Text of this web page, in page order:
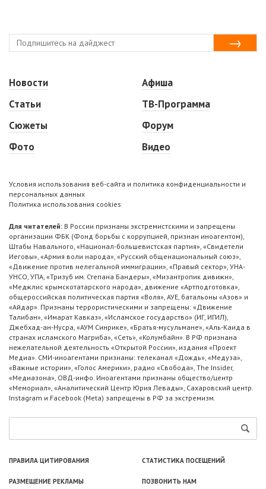
Новости
Статьи
Сюжеты
Фото
Афиша
ТВ-Программа
Форум
Видео
Условия использования веб-сайта и политика конфиденциальности и
персональных данных
Политика использования cookies
Для читателей: В России признаны экстремистскими и запрещены
организации ФБК (Фонд борьбы с коррупцией, признан иноагентом),
Штабы Навального, «Национал-большевистская партия», «Свидетели
Иеговы», «Армия воли народа», «Русский общенациональный союз»,
«Движение против нелегальной иммиграции», «Правый сектор», УНА-
УНСО, УПА, «Тризуб им. Степана Бандеры», «Мизантропик дивижн»,
«Меджлис крымскотатарского народа», движение «Артподготовка»,
общероссийская политическая партия «Воля», АУЕ, батальоны «Азов» и
«Айдар». Признаны террористическими и запрещены: «Движение
Талибан», «Имарат Кавказ», «Исламское государство» (ИГ, ИГИЛ),
Джебхад-ан-Нусра, «АУМ Синрике», «Братья-мусульмане», «Аль-Каида в
странах исламского Магриба», «Сеть», «Колумбайн». В РФ признана
нежелательной деятельность «Открытой России», издания «Проект
Медиа». СМИ-иноагентами признаны: телеканал «Дождь», «Медуза»,
«Важные истории», «Голос Америки», радио «Свобода», The Insider,
«Медиазона», ОВД-инфо. Иноагентами признаны общество/центр
«Мемориал», «Аналитический Центр Юрия Левады», Сахаровский центр.
Instagram и Facebook (Metа) запрещены в РФ за экстремизм.
ПРАВИЛА ЦИТИРОВАНИЯ СТАТИСТИКА ПОСЕЩЕНИЙ
РАЗМЕЩЕНИЕ РЕКЛАМЫ ПОЗВОНИТЬ НАМ